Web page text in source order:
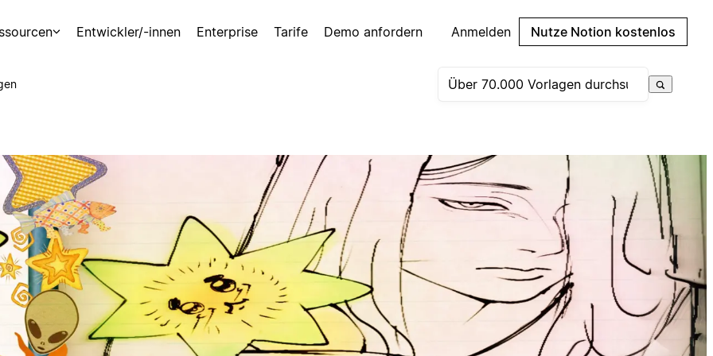
Entwickler/-innen Enterprise Tarife Demo anfordern Anmelden Nutze Notion kostenlos